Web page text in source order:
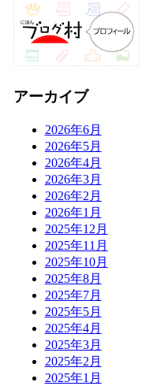
アーカイブ
2026年6月
2026年5月
2026年4月
2026年3月
2026年2月
2026年1月
2025年12月
2025年11月
2025年10月
2025年8月
2025年7月
2025年5月
2025年4月
2025年3月
2025年2月
2025年1月